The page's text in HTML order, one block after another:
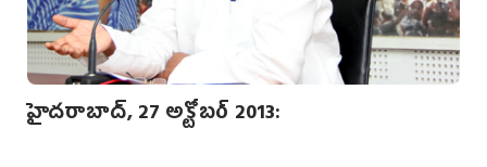
హైదరాబాద్, 27 అక్టోబర్ 2013: